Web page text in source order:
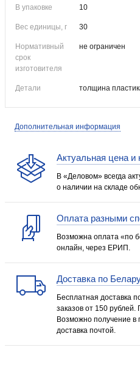
В упаковке 10
Вес единицы, г 30
Нормативный
срок
изготовителя
не ограничен
Детали толщина
Дополнительная информация
Актуальная цена и
В «Деловом» всегда
о наличии на складе
Оплата разными
Возможна оплата «по
онлайн, через ЕРИП.
Доставка по
Бесплатная доставка
заказов от 150
Возможно получение в
доставка почтой.